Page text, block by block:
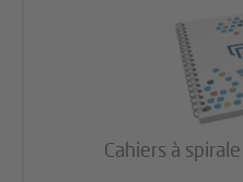
Cahiers à